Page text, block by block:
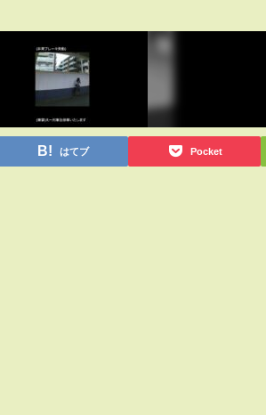
はてブ Pocket